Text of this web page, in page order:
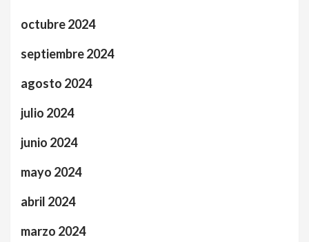
octubre 2024
septiembre 2024
agosto 2024
julio 2024
junio 2024
mayo 2024
abril 2024
marzo 2024